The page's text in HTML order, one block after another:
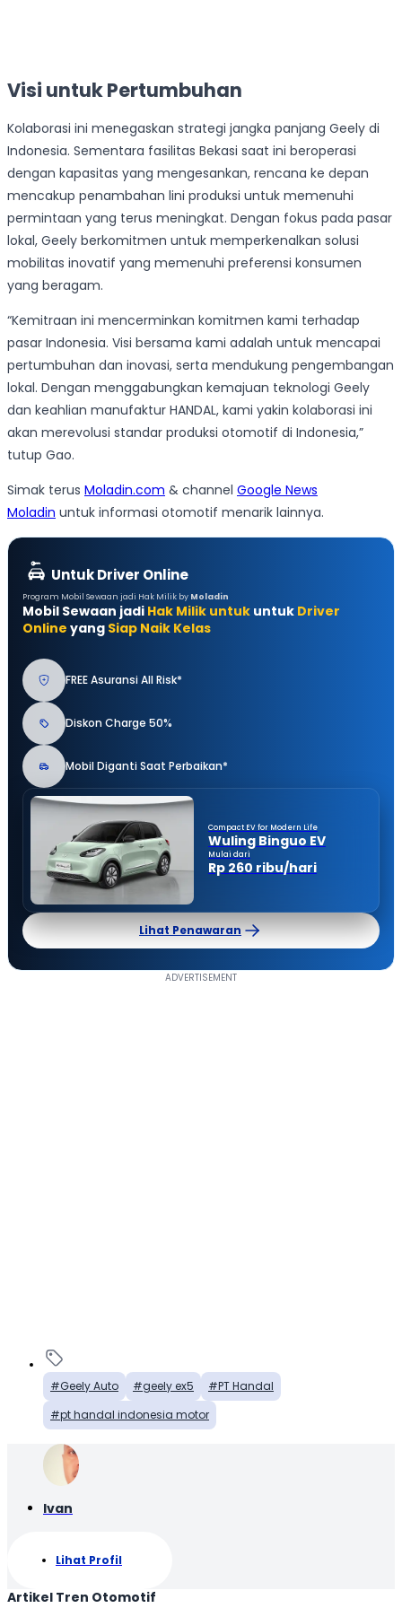
Visi untuk Pertumbuhan
Kolaborasi ini menegaskan strategi jangka panjang Geely di
Indonesia. Sementara fasilitas Bekasi saat ini beroperasi
dengan kapasitas yang mengesankan, rencana ke depan
mencakup penambahan lini produksi untuk memenuhi
permintaan yang terus meningkat. Dengan fokus pada pasar
lokal, Geely berkomitmen untuk memperkenalkan solusi
mobilitas inovatif yang memenuhi preferensi konsumen
yang beragam.
“Kemitraan ini mencerminkan komitmen kami terhadap
pasar Indonesia. Visi bersama kami adalah untuk mencapai
pertumbuhan dan inovasi, serta mendukung pengembangan
lokal. Dengan menggabungkan kemajuan teknologi Geely
dan keahlian manufaktur HANDAL, kami yakin kolaborasi ini
akan merevolusi standar produksi otomotif di Indonesia,”
tutup Gao.
Simak terus Moladin.com & channel Google News
Moladin untuk informasi otomotif menarik lainnya.
Untuk Driver Online
Program Mobil Sewaan jadi Hak Milik by Moladin
Mobil Sewaan jadi Hak Milik untuk untuk Driver
Online yang Siap Naik Kelas
FREE Asuransi All Risk*
Diskon Charge 50%
Mobil Diganti Saat Perbaikan*
Compact EV for Modern Life
Wuling Binguo EV
Mulai dari
Rp 260 ribu/hari
Lihat Penawaran
Geely Auto geely ex5
PT Handal
pt handal indonesia motor
Ivan
Lihat Profil
Artikel Tren Otomotif